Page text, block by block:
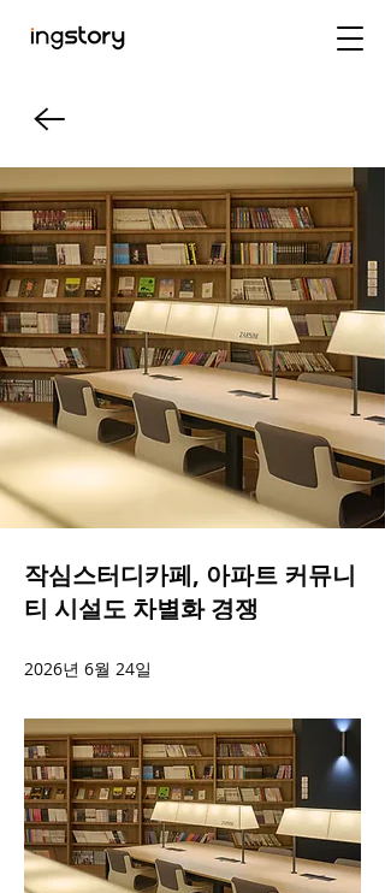
작심스터디카페, 아파트 커뮤니
티 시설도 차별화 경쟁
2026년 6월 24일